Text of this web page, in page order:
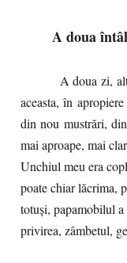
A doua
A doua zi, alt
aceasta, în
din nou mustrări,
mai aproape, mai
Unchiul meu era
poate chiar lăcrima,
totuși, papamobilul
privirea, zâmbetul,